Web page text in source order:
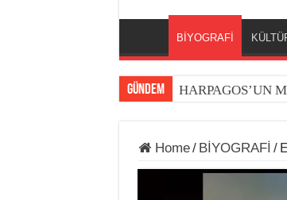
BİYOGRAFİ
GÜNDEM HARPAGOS’UN
Home/ BİYOGRAFİ /